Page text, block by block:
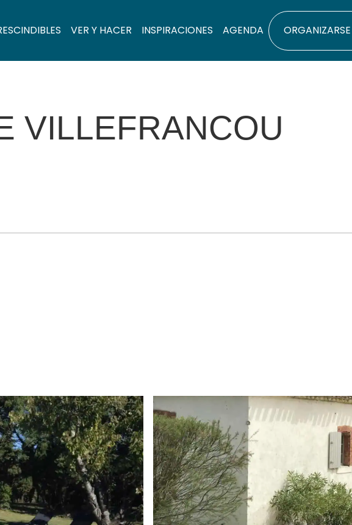
VER Y HACER INSPIRACIONES AGENDA ORGANIZARSE
VILLEFRANCOU